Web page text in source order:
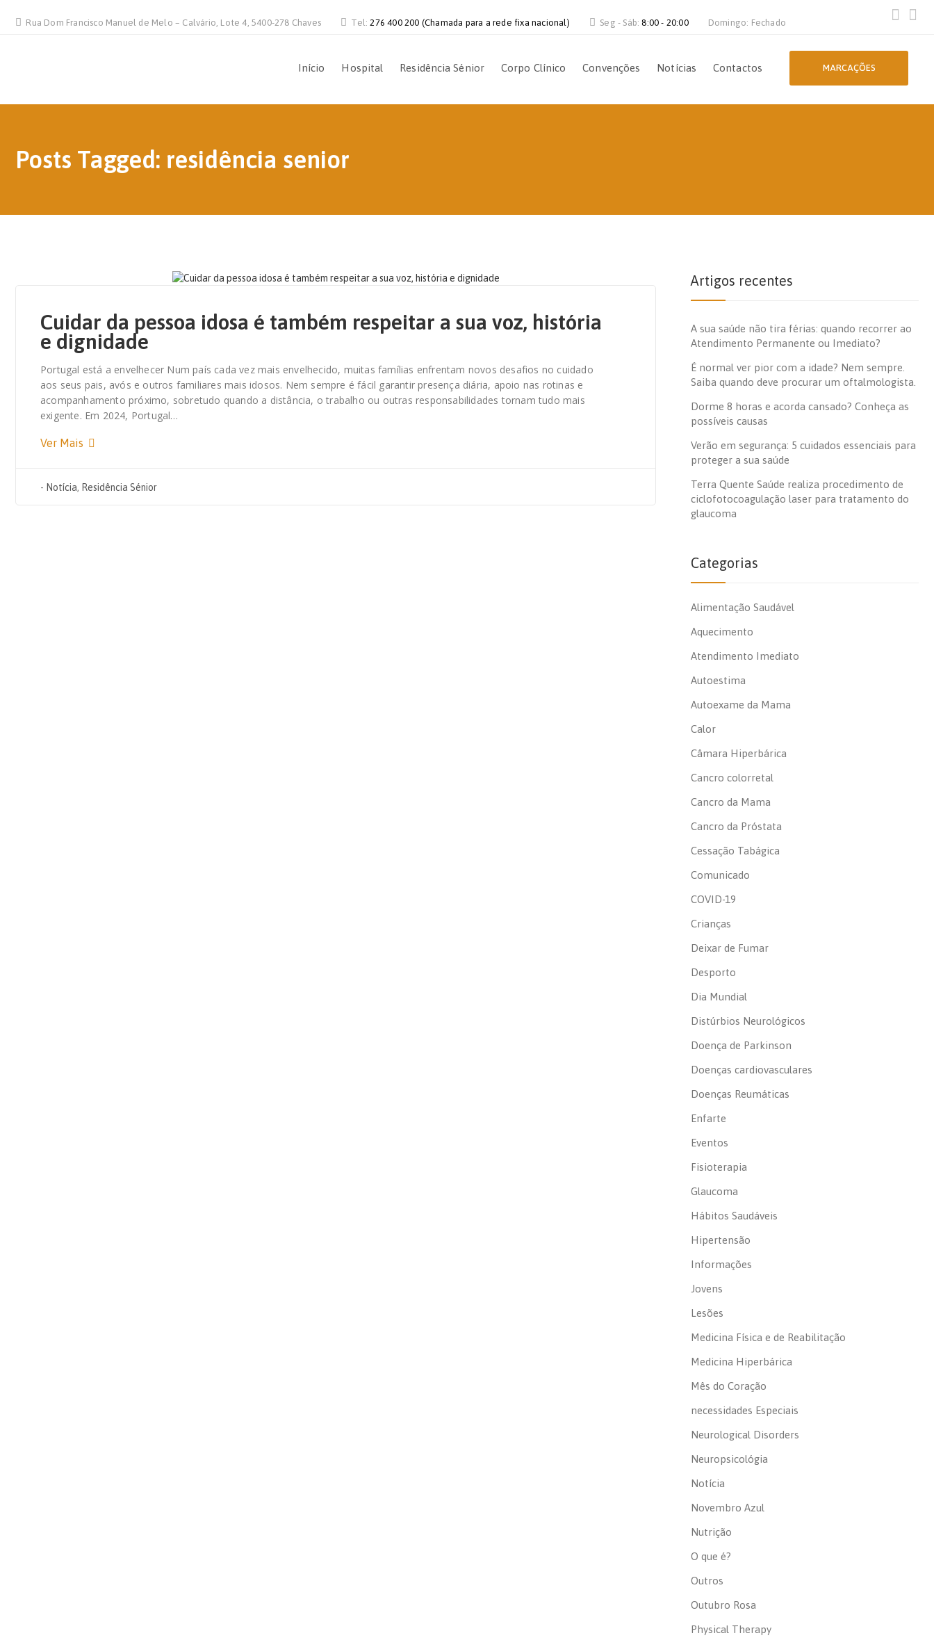
Rua Dom Francisco Manuel de Melo – Calvário, Lote 4, 5400-278 Chaves Tel:276 400 200 (Chamada para a rede fixa nacional) Seg - Sáb:8:00 - 20:00 Domingo: Fechado
Início Hospital Residência Sénior Corpo Clínico Convenções Notícias Contactos MARCAÇÕES
Posts Tagged: residência senior
Cuidar da pessoa idosa é também respeitar a sua voz, história
e dignidade
Portugal está a envelhecer Num país cada vez mais envelhecido, muitas famílias enfrentam novos desafios no cuidado
aos seus pais, avós e outros familiares mais idosos. Nem sempre é fácil garantir presença diária, apoio nas rotinas e
acompanhamento próximo, sobretudo quando a distância, o trabalho ou outras responsabilidades tornam tudo mais
exigente. Em 2024, Portugal…
Ver Mais
- Notícia, Residência Sénior
Artigos recentes
A sua saúde não tira férias: quando recorrer ao
Atendimento Permanente ou Imediato?
É normal ver pior com a idade? Nem sempre.
Saiba quando deve procurar um oftalmologista.
Dorme 8 horas e acorda cansado? Conheça as
possíveis causas
Verão em segurança: 5 cuidados essenciais para
proteger a sua saúde
Terra Quente Saúde realiza procedimento de
ciclofotocoagulação laser para tratamento do
glaucoma
Categorias
Alimentação Saudável
Aquecimento
Atendimento Imediato
Autoestima
Autoexame da Mama
Calor
Câmara Hiperbárica
Cancro colorretal
Cancro da Mama
Cancro da Próstata
Cessação Tabágica
Comunicado
COVID-19
Crianças
Deixar de Fumar
Desporto
Dia Mundial
Distúrbios Neurológicos
Doença de Parkinson
Doenças cardiovasculares
Doenças Reumáticas
Enfarte
Eventos
Fisioterapia
Glaucoma
Hábitos Saudáveis
Hipertensão
Informações
Jovens
Lesões
Medicina Física e de Reabilitação
Medicina Hiperbárica
Mês do Coração
necessidades Especiais
Neurological Disorders
Neuropsicológia
Notícia
Novembro Azul
Nutrição
O que é?
Outros
Outubro Rosa
Physical Therapy